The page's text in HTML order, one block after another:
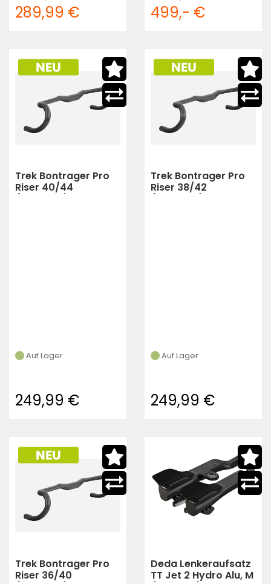
289,99 € 499,- €
Trek Bontrager Pro
Riser 40/44
Auf Lager
249,99 €
Trek Bontrager Pro
Riser 38/42
Auf Lager
249,99 €
Trek Bontrager Pro
Riser 36/40
Deda Lenkeraufsatz
TT Jet 2 Hydro Alu, M